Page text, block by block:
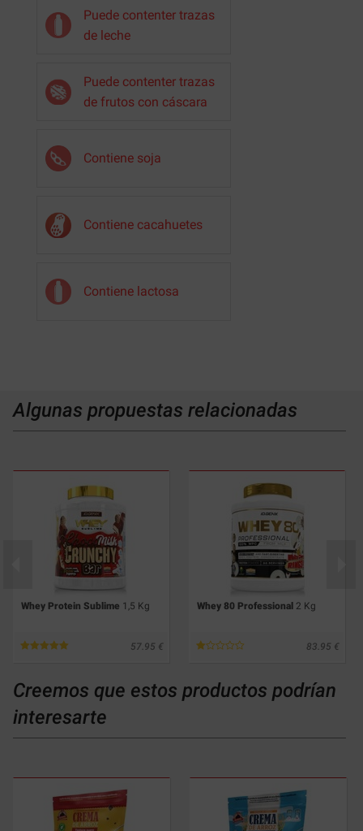
Puede contenter trazas
de leche
Puede contenter trazas
de frutos con cáscara
Contiene soja
Contiene cacahuetes
Contiene lactosa
Algunas propuestas relacionadas
Whey Protein Sublime 1,5 Kg
57.95
Whey 80 Professional 2 Kg
83.95
Creemos que estos productos podrían
interesarte